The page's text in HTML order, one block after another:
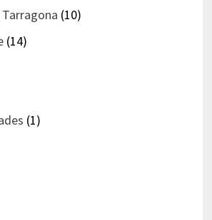
(10)
(14)
(1)